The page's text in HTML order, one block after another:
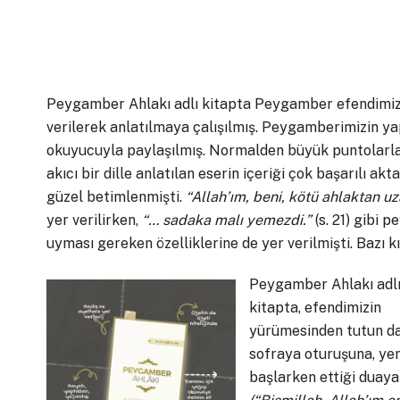
Peygamber Ahlakı adlı kitapta Peygamber
verilerek anlatılmaya çalışılmış. Peygamberimizin
okuyucuyla paylaşılmış. Normalden büyük
akıcı bir dille anlatılan eserin içeriği çok başarılı
güzel betimlenmişti. “Allah’ım, beni, kötü ahlaktan
yer verilirken, “… sadaka malı yemezdi.”(s. 21) gibi
uyması gereken özelliklerine de yer verilmişti. Bazı
Peygamber Ahlakı adlı
kitapta, efendimizin
yürümesinden tutun
sofraya oturuşuna,
başlarken ettiği duaya